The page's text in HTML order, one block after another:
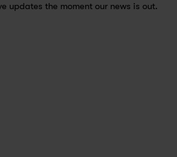
updates the moment our news is out.